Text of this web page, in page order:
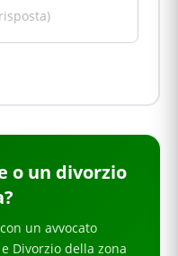
o un divorzio
?
un avvocato
Divorziodella zona